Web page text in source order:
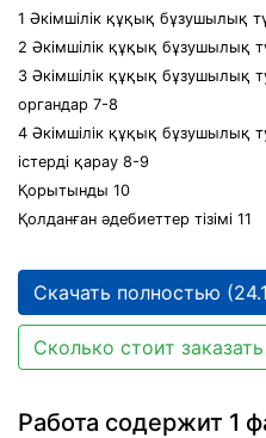
1 Әкімшілік құқық бұзушылық
2 Әкімшілік құқық бұзушылық
3 Әкімшілік құқық бұзушылық
органдар 7-8
4 Әкімшілік құқық бұзушылық
істерді қарау 8-9
Қорытынды 10
Қолданған әдебиеттер тізімі 11
Скачать полностью
Сколько стоит
Работа содержит 1